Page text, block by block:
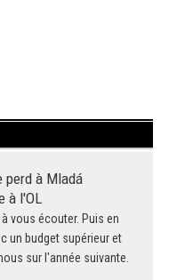
perd à Mladá
à l'OL
vous écouter. Puis en
un budget supérieur et
sur l'année suivante.